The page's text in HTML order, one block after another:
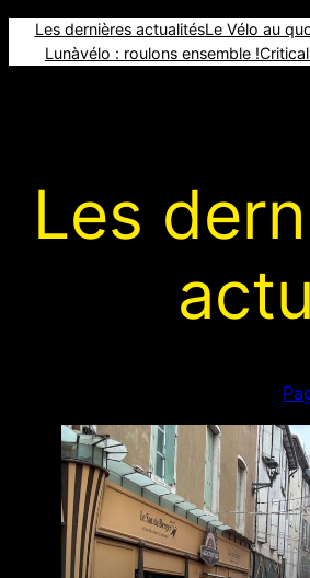
Les dernières actualitésLe Vélo au
Lunàvélo : roulons ensemble !
Les
actu